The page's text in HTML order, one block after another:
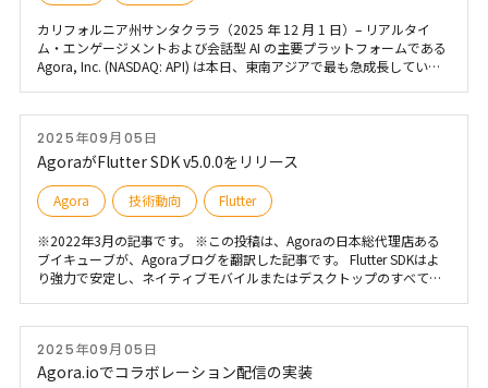
カリフォルニア州サンタクララ（2025 年 12 月 1 日）– リアルタイ
ム・エンゲージメントおよび会話型 AI の主要プラットフォームである
Agora, Inc. (NASDAQ: API) は本日、東南アジアで最も急成長している
ンシステムの基盤として「Agora Chat」を採用したことを発表しまし
た。この統合は、大規模なリアルタイム AI 強化型チームワークとマル
チエージェントによる生産性向上における重要なマイルストーンとな
ります。 ※この投稿は、Agora の日本総代理店であるブイキューブ
が、Agora ブログを翻訳した記事です。
2025年09月05日
AgoraがFlutter SDK v5.0.0をリリース
Agora 技術動向 Flutter
※2022年3月の記事です。 ※この投稿は、Agoraの日本総代理店ある
ブイキューブが、Agoraブログを翻訳した記事です。 Flutter SDKはよ
り強力で安定し、ネイティブモバイルまたはデスクトップのすべての
Flutterコミュニティと連携するために、Agoraはデスクトップサポート
とその他のいくつかの優れた機能を備えたv5.0.0をリリースしまし
た。主なハイライトは次のとおりです。
2025年09月05日
Agora.ioでコラボレーション配信の実装